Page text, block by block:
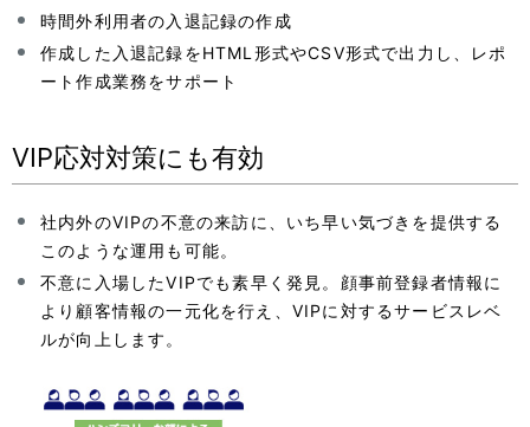
時間外利用者の入退記録の作成
作成した入退記録をHTML形式やCSV形式で出力し、レポ
ート作成業務をサポート
VIP応対対策にも有効
社内外のVIPの不意の来訪に、いち早い気づきを提供する
このような運用も可能。
不意に入場したVIPでも素早く発見。顔事前登録者情報に
より顧客情報の一元化を行え、VIPに対するサービスレベ
ルが向上します。